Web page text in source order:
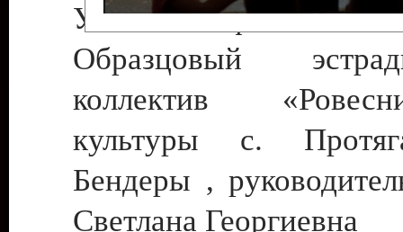
Участники фестиваля:
Образцовый
коллектив
культуры с.
Бендеры ,
Светлана Георгиевна